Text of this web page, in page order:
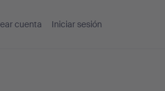
cuenta Iniciar sesión